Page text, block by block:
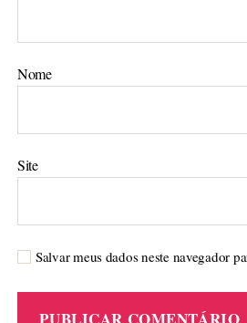
Nome
Site
Salvar meus dados neste navegador